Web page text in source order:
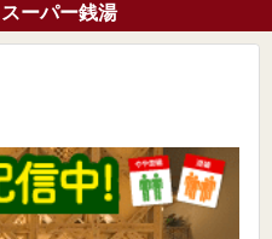
ーパー銭湯